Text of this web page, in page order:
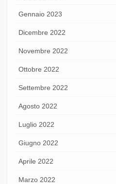
Gennaio 2023
Dicembre 2022
Novembre 2022
Ottobre 2022
Settembre 2022
Agosto 2022
Luglio 2022
Giugno 2022
Aprile 2022
Marzo 2022